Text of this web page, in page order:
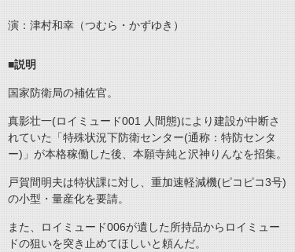
演：津村和幸（つむら・かずゆき）
■説明
国家防衛局の補佐官。
真影壮一(ロイミュード001 人間態)により建設が中断さ
れていた「特殊状況下防衛センター(通称：特防センタ
ー)」が本格稼働した後、本願寺純と沢神りんなを招集。
戸賀間明夫は特状課に対し、重加速軽減機(ピコピコ3号)
の小型・量産化を要請。
また、ロイミュード006が遺した所持品からロイミュー
ドの狙いを突き止めてほしいと頼んだ。